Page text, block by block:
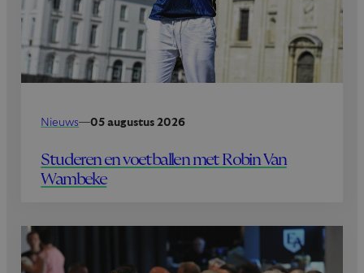
Nieuws—05 augustus 2026
Studeren en voetballen met Robin Van
Wambeke